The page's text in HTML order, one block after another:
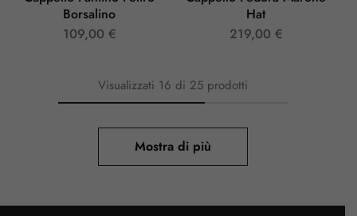
Borsalino
109,00 €
Hat
219,00 €
Visualizzati 16 di 25 prodotti
Mostra di più